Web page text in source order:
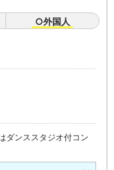
○外国人
ダンススタジオ付コン